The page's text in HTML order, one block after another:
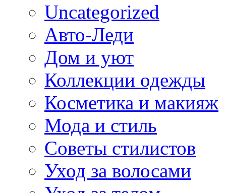
Uncategorized
Авто-Леди
Дом и уют
Коллекции одежды
Косметика и макияж
Мода и стиль
Советы стилистов
Уход за волосами